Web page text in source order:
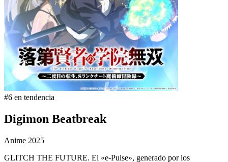
#6 en tendencia
Digimon Beatbreak
Anime 2025
GLITCH THE FUTURE. El «e-Pulse», generado por los